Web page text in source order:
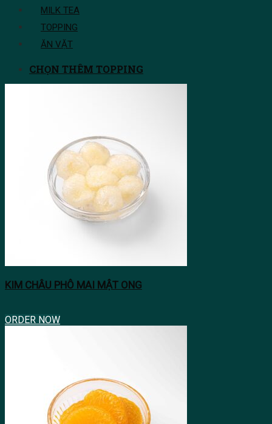
MILK TEA
TOPPING
ĂN VẶT
CHỌN THÊM TOPPING
KIM CHÂU PHÔ MAI MẬT ONG
ORDER NOW